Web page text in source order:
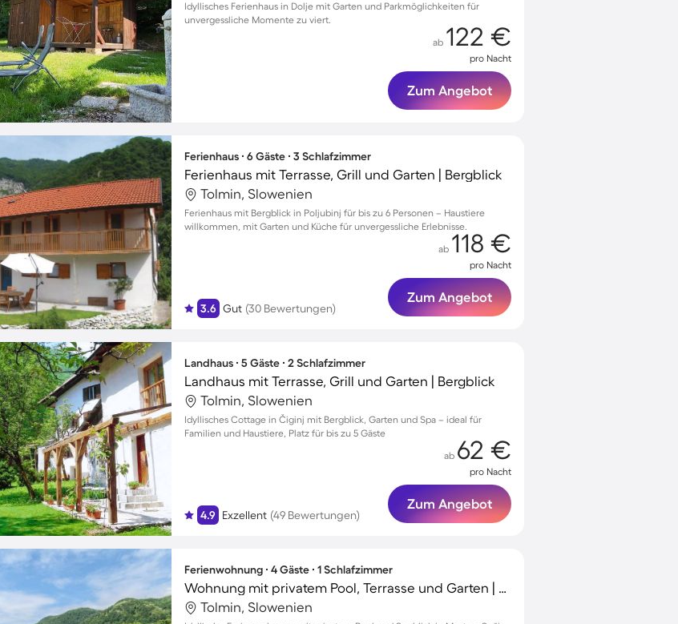
Idyllisches Ferienhaus in Dolje mit Garten und Parkmöglichkeiten für
unvergessliche Momente zu viert.
ab 122 €
pro Nacht
Zum Angebot
Ferienhaus ∙ 6 Gäste ∙ 3 Schlafzimmer
Ferienhaus mit Terrasse, Grill und Garten | Bergblick
Tolmin, Slowenien
Ferienhaus mit Bergblick in Poljubinj für bis zu 6 Personen – Haustiere
willkommen, mit Garten und Küche für unvergessliche Erlebnisse.
3.6 Gut (30 Bewertungen)
ab 118 €
pro Nacht
Zum Angebot
Landhaus ∙ 5 Gäste ∙ 2 Schlafzimmer
Landhaus mit Terrasse, Grill und Garten | Bergblick
Tolmin, Slowenien
Idyllisches Cottage in Čiginj mit Bergblick, Garten und Spa – ideal für
Familien und Haustiere, Platz für bis zu 5 Gäste
4.9 Exzellent (49 Bewertungen)
ab 62 €
pro Nacht
Zum Angebot
Ferienwohnung ∙ 4 Gäste ∙ 1 Schlafzimmer
Wohnung mit privatem Pool, Terrasse und Garten | Seeblick
Tolmin, Slowenien